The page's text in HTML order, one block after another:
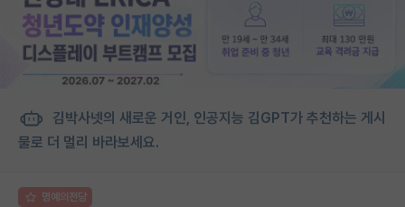
김박사넷의 새로운 거인, 인공지능 김GPT가 추천하는 게시
물로 더 멀리 바라보세요.
명예의전당